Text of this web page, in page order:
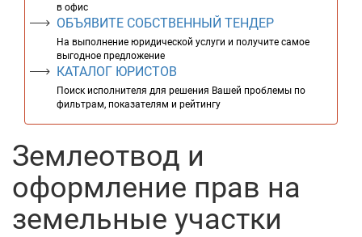
в офис
ОБЪЯВИТЕ СОБСТВЕННЫЙ ТЕНДЕР
На выполнение юридической услуги и получите самое
выгодное предложение
КАТАЛОГ ЮРИСТОВ
Поиск исполнителя для решения Вашей проблемы по
фильтрам, показателям и рейтингу
Землеотвод и
оформление прав на
земельные участки